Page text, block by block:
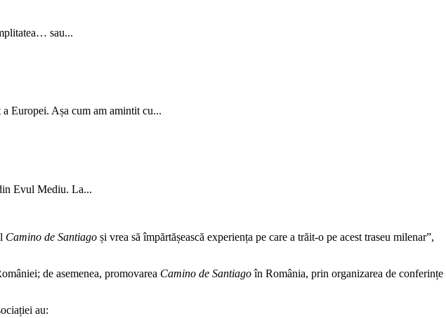
sau...
Europei. Așa cum am amintit cu...
Evul Mediu. La...
Camino de Santiago și vrea să împărtășească experiența pe care a trăit-o pe acest traseu milenar”,
de asemenea, promovarea Camino de Santiagoîn România, prin organizarea de conferințe
au: